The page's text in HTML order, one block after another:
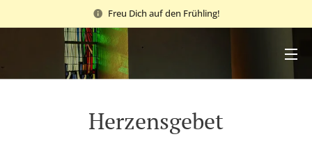
Freu Dich auf den Frühling!
Herzensgebet